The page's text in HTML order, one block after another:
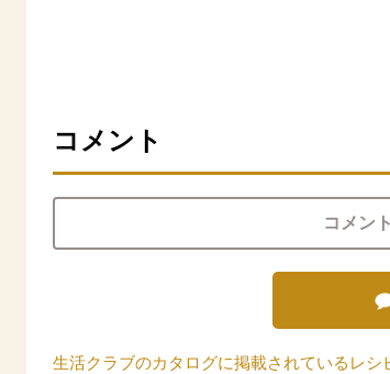
。
。
コメント
コメン
生活クラブのカタログに掲載されているレシ